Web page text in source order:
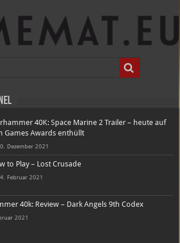
40K: Space Marine 2 Trailer – heute auf
Games Awards enthüllt
Dezember 2021
to Play – Lost Crusade
Februar 2021
40k: Review – Dark Angels 9th Codex
2021